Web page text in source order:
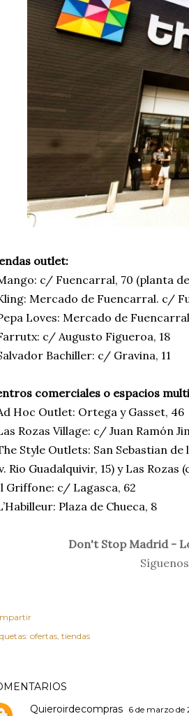
outlet:
c/ Fuencarral, 70 (planta
Mercado de Fuencarral. c/
Loves: Mercado de
c/ Augusto Figueroa, 18
Bachiller: c/ Gravina, 11
comerciales o espacios
Hoc Outlet: Ortega y Gasset, 46
Rozas Village: c/ Juan Ramón
Style Outlets: San Sebastian
Rio Guadalquivir, 15) y Las
Griffone: c/ Lagasca, 62
Plaza de Chueca, 8
Don't Stop Madrid -
ofertas tiendas
Quieroirdecompras 6 de marzo de